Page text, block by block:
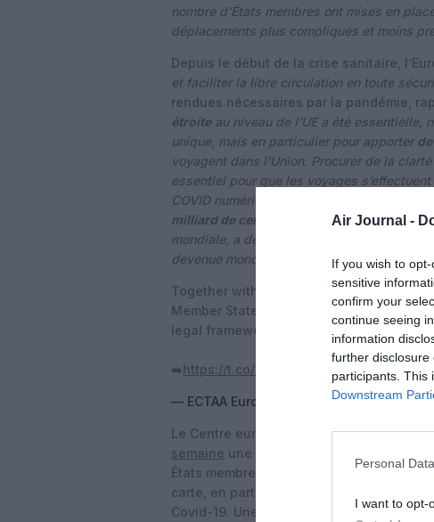
Air Journal -
If you wish to
sensitive
confirm your
continue seeing
information
further disclosure
participants. This
Downstream
Personal
I want to opt-
nombre d’États membres ont mises en
déplacements plus compliqués et moins
Depuis le début de la crise sanitaire,
et faciliter la libre circulation en toute
rendues nécessaires par la pandémie,
étroiteau niveau de l’UE a été essentielle,
unique, mais en particulier pour apporter
voyagent dans l’Union. Procurer de la
essentiel pour que les voyages
COVID numérique de l’UE, qui est bien
milliard de certificats délivrés , cet outil,
mondiale, a démontré son efficacité. C’est
devenue mondiale
Together with other 🇪🇺 #travel
Member States to align their travel
legal framework ➡️ no consumer
➡️https://t.co/qE6qiUVk65 pic.twitter.com/
— ECTAA Europe (@ECTAAEurope)
Le Centre européen de prévention et de
semaine une
États membres ont convenu hier de
carte, en particulier pour tenir compte
Covid-19. Une approche fondée sur les